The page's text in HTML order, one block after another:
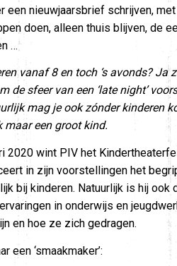
een nieuwjaarsbrief schrijven,
doen, alleen thuis blijven, de
…
vanaf 8 en toch ‘s avonds? Ja
de sfeer van een ‘late night’
mag je ook zónder kinderen
maar een groot kind.
2020 wint PIV het
in zijn voorstellingen het
bij kinderen. Natuurlijk is hij ook
in onderwijs en
en hoe ze zich gedragen.
een ‘smaakmaker’: